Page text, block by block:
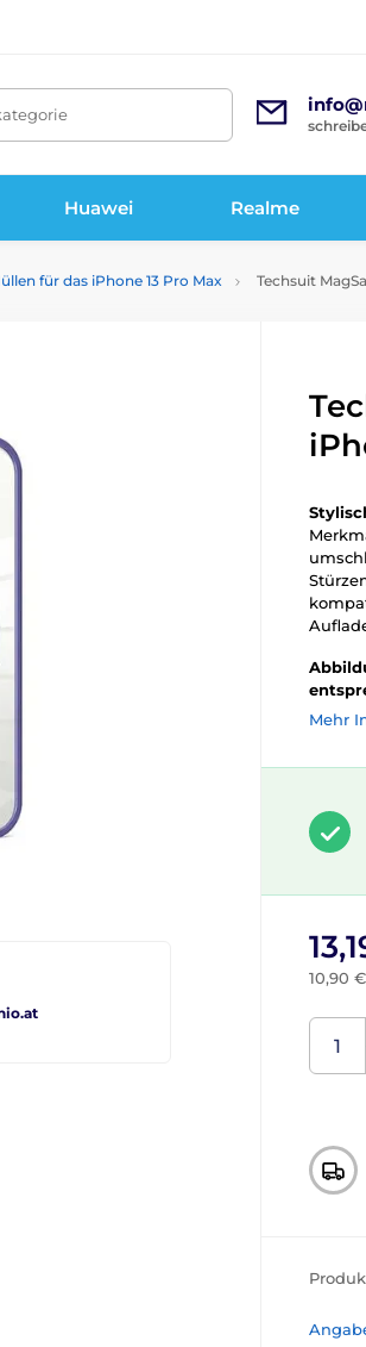
Huawei Realme
für das iPhone 13 Pro Max Techsuit
Mehr
10,90